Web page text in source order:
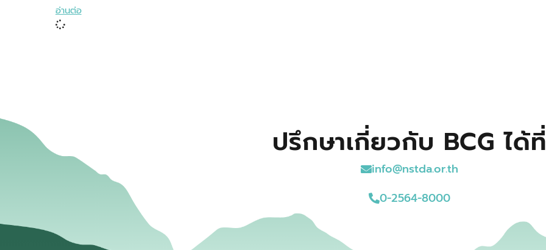
อ่านต่อ
ปรึกษาเกี่ยวกับ BCG ได้ที่
info@nstda.or.th
0-2564-8000